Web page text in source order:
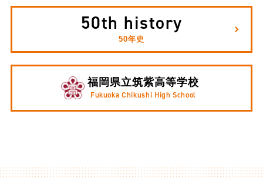
50th history
50年史
福岡県立筑紫高等学校
Fukuoka Chikushi High School